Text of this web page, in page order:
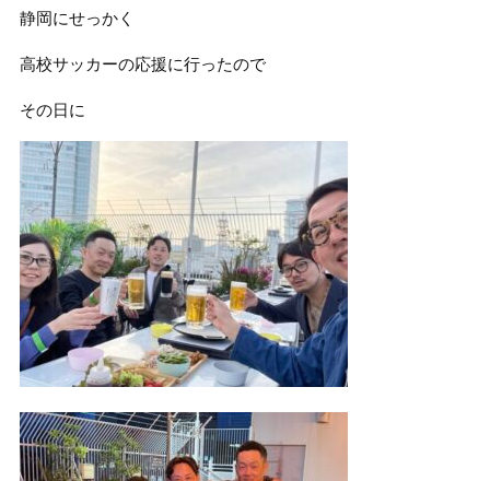
静岡にせっかく
高校サッカーの応援に行ったので
その日に